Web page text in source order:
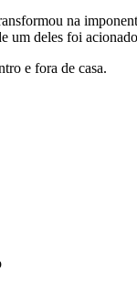
na
deles foi
e fora de casa.